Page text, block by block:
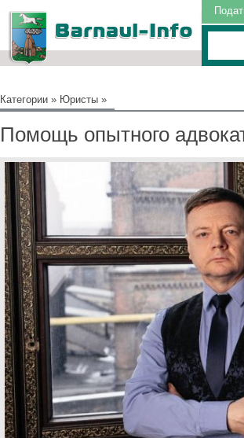
Категории » Юристы »
Помощь опытного